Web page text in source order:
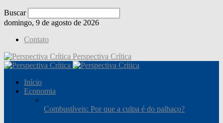
Buscar
domingo, 9 de agosto de 2026
Contato
Perspectiva Crítica
Início
Economia
Combustíveis: Por que a culpa é do palhaço?